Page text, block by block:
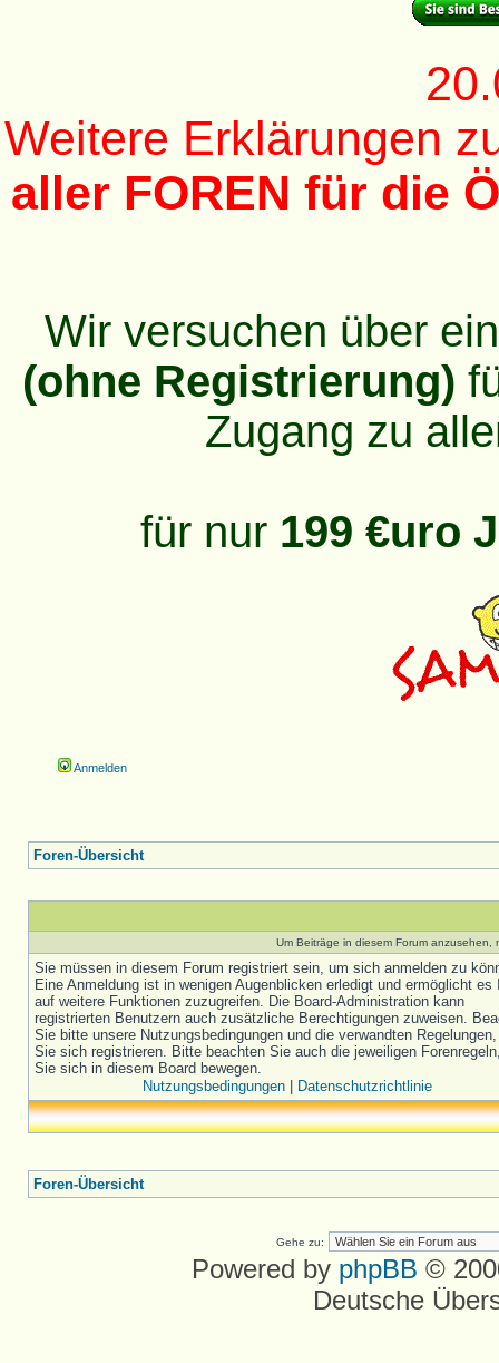
Weitere Erklärungen
aller FOREN für die
Wir versuchen über
(ohne Registrierung)
Zugang zu
für nur 199 €uro
Anmelden
Foren-Übersicht
Um Beiträge in diesem Forum
Sie müssen in diesem Forum registriert sein, um sich anmelden zu
Eine Anmeldung ist in wenigen Augenblicken erledigt und ermöglicht es
auf weitere Funktionen zuzugreifen. Die Board-Administration kann
registrierten Benutzern auch zusätzliche Berechtigungen zuweisen.
Sie bitte unsere Nutzungsbedingungen und die verwandten
Sie sich registrieren. Bitte beachten Sie auch die jeweiligen
Sie sich in diesem Board bewegen.
Nutzungsbedingungen| Datenschutzrichtlinie
Foren-Übersicht
Gehe zu:
Powered by phpBB ©
Deutsche